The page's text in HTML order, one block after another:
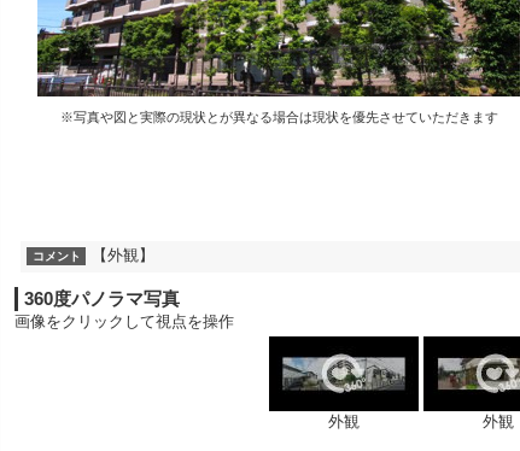
※写真や図と実際の現状とが異なる場合は現状を優先させていただきます
コメント 【外観】
360度パノラマ写真
画像をクリックして視点を操作
外観 外観